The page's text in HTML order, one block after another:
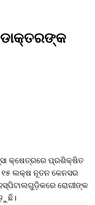
ଡାକ୍ତରଙ୍କ
କ୍ଷେତ୍ରରେ ପ୍ରଶିକ୍ଷିତ
୧୫ ଲକ୍ଷ ନୂତନ କେନସର
ରୋଗୀଙ୍କ